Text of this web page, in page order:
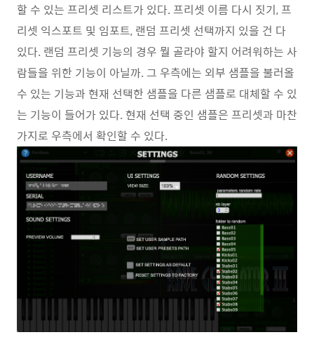
할 수 있는 프리셋 리스트가 있다. 프리셋 이름 다시 짓기, 프
리셋 익스포트 및 임포트, 랜덤 프리셋 선택까지 있을 건 다
있다. 랜덤 프리셋 기능의 경우 뭘 골라야 할지 어려워하는 사
람들을 위한 기능이 아닐까. 그 우측에는 외부 샘플을 불러올
수 있는 기능과 현재 선택한 샘플을 다른 샘플로 대체할 수 있
는 기능이 들어가 있다. 현재 선택 중인 샘플은 프리셋과 마찬
가지로 우측에서 확인할 수 있다.